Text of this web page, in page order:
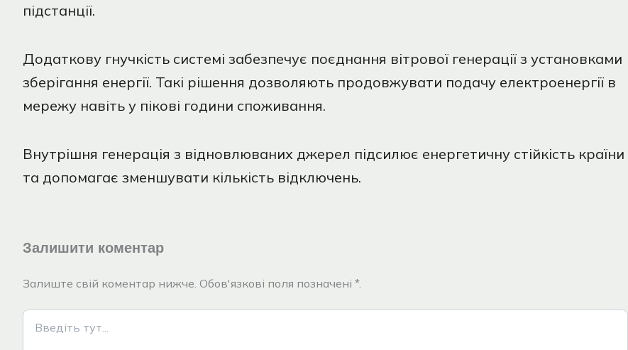
підстанції.
Додаткову гнучкість системі забезпечує поєднання вітрової генерації з установками
зберігання енергії. Такі рішення дозволяють продовжувати подачу електроенергії в
мережу навіть у пікові години споживання.
Внутрішня генерація з відновлюваних джерел підсилює енергетичну стійкість країни
та допомагає зменшувати кількість відключень.
Залишити коментар
Залиште свій коментар нижче. Обов'язкові поля позначені *.
Введіть
тут...